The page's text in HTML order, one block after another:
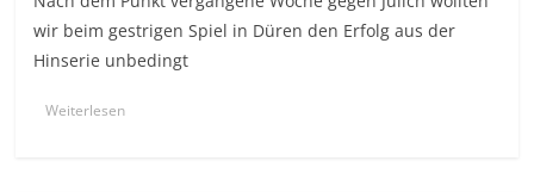
wir beim gestrigen Spiel in Düren den Erfolg aus der
Hinserie unbedingt
Weiterlesen